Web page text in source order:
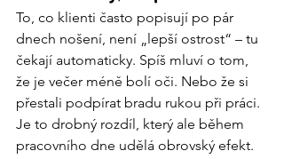
To, co klienti často popisují po pár
dnech nošení, není „lepší ostrost“ – tu
čekají automaticky. Spíš mluví o tom,
že je večer méně bolí oči. Nebo že si
přestali podpírat bradu rukou při práci.
Je to drobný rozdíl, který ale během
pracovního dne udělá obrovský efekt.